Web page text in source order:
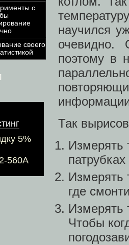
с
своего
5%
560A
научился
очевидно.
поэтому в
Так
Измерять
патрубках
Измерять
где
Измерять
Чтобы